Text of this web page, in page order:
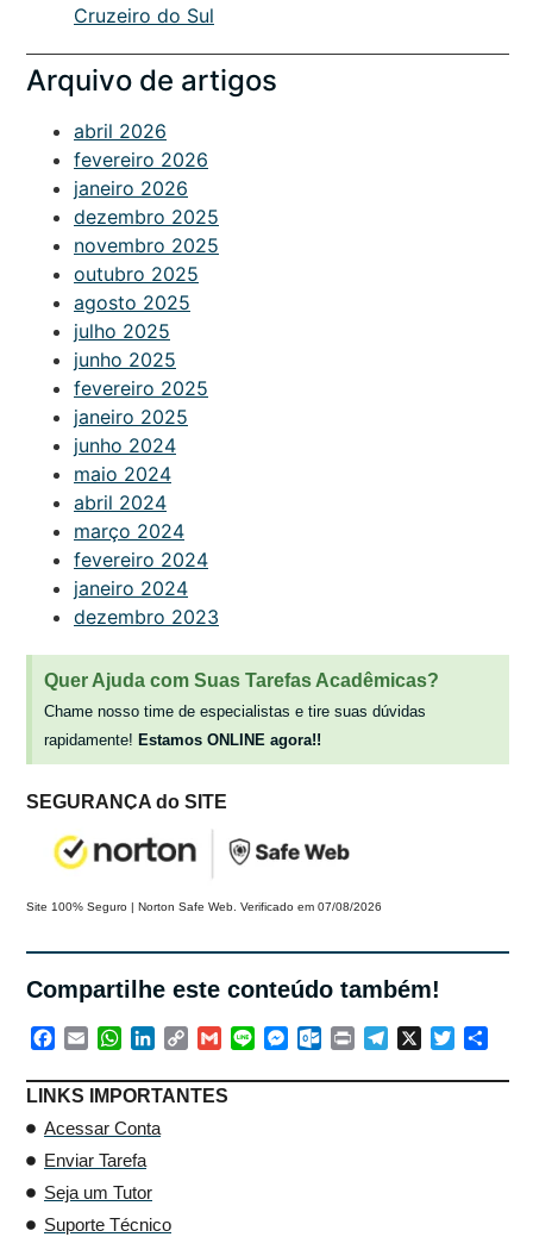
Cruzeiro do Sul
Arquivo de artigos
abril 2026
fevereiro 2026
janeiro 2026
dezembro 2025
novembro 2025
outubro 2025
agosto 2025
julho 2025
junho 2025
fevereiro 2025
janeiro 2025
junho 2024
maio 2024
abril 2024
março 2024
fevereiro 2024
janeiro 2024
dezembro 2023
Quer Ajuda com Suas Tarefas Acadêmicas?
Chame nosso time de especialistas e tire suas dúvidas
rapidamente! Estamos ONLINE agora!!
SEGURANÇA do SITE
Site 100% Seguro | Norton Safe Web. Verificado em 07/08/2026
Compartilhe este conteúdo também!
Facebook
EmailWhatsApp
LinkedIn
Copy GmailLine Messenger
Outlook.com
Print Telegram Twitter
LINKS IMPORTANTES
Acessar Conta
Enviar Tarefa
Seja um Tutor
Suporte Técnico